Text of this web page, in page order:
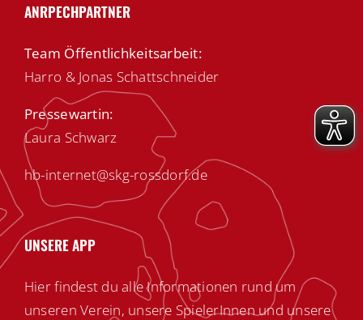
ANRPECHPARTNER
Team Öffentlichkeitsarbeit:
Harro & Jonas Schattschneider
Pressewartin:
Laura Schwarz
hb-internet@skg-rossdorf.de
UNSERE APP
Hier findest du alle Informationen rund um
unseren Verein, unsere SpielerInnen und unsere